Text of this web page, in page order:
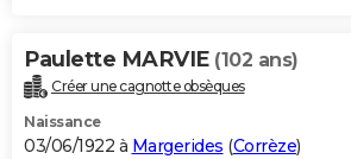
Paulette MARVIE (102 ans)
Créer une cagnotte obsèques
Naissance
03/06/1922 à Margerides (Corrèze)